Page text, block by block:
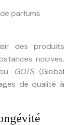
parfums
des produits
nocives.
GOTS(Global
de qualité à